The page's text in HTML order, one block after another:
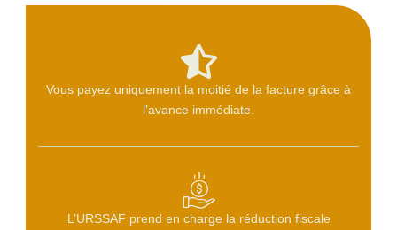
Vous payez uniquement la moitié de la facture grâce à
l’avance immédiate.
L’URSSAF prend en charge la réduction fiscale